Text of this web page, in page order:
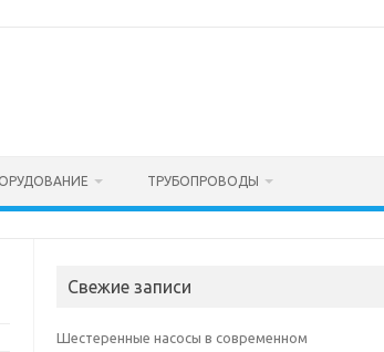
ТРУБОПРОВОДЫ
Свежие записи
Шестеренные насосы в современном